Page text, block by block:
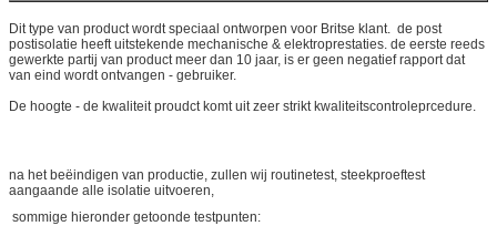
Dit type van product wordt speciaal ontworpen voor Britse klant. de post
postisolatie heeft uitstekende mechanische & elektroprestaties. de eerste reeds
gewerkte partij van product meer dan 10 jaar, is er geen negatief rapport dat
van eind wordt ontvangen - gebruiker.
De hoogte - de kwaliteit proudct komt uit zeer strikt kwaliteitscontroleprcedure.
na het beëindigen van productie, zullen wij routinetest, steekproeftest
aangaande alle isolatie uitvoeren,
sommige hieronder getoonde testpunten: